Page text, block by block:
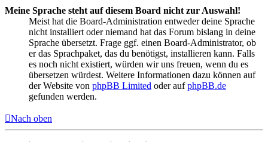
Meine Sprache steht auf diesem Board nicht zur Auswahl!
Meist hat die Board-Administration entweder deine Sprache
nicht installiert oder niemand hat das Forum bislang in deine
Sprache übersetzt. Frage ggf. einen Board-Administrator, ob
er das Sprachpaket, das du benötigst, installieren kann. Falls
es noch nicht existiert, würden wir uns freuen, wenn du es
übersetzen würdest. Weitere Informationen dazu können auf
der Website von phpBB Limited oder aufphpBB.de
gefunden werden.
Nach oben